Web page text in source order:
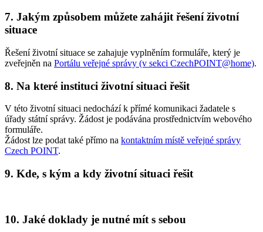
7. Jakým způsobem můžete zahájit řešení životní
situace
Řešení životní situace se zahajuje vyplněním formuláře, který je
zveřejněn na Portálu veřejné správy (v sekci CzechPOINT@home).
8. Na které instituci životní situaci řešit
V této životní situaci nedochází k přímé komunikaci žadatele s
úřady státní správy. Žádost je podávána prostřednictvím webového
formuláře.
Žádost lze podat také přímo na kontaktním místě veřejné správy
Czech POINT.
9. Kde, s kým a kdy životní situaci řešit
10. Jaké doklady je nutné mít s sebou